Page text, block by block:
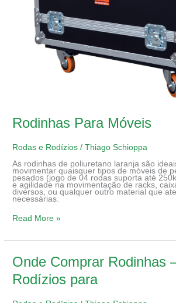
Rodinhas Para Móveis
Rodas e Rodízios /Thiago Schioppa
As rodinhas de poliuretano laranja são
movimentar quaisquer tipos de móveis de
pesados (jogo de 04 rodas suporta até
e agilidade na movimentação de racks,
diversos, ou qualquer outro material que
necessárias.
Read More »
Onde Comprar Rodinhas
Rodízios para
Onde
Comprar
–
Rodas